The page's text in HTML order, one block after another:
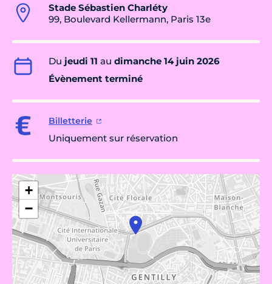
Stade Sébastien Charléty
99, Boulevard Kellermann, Paris 13e
Du jeudi 11 au dimanche 14 juin 2026
Évènement terminé
Billetterie
Uniquement sur réservation
+
−